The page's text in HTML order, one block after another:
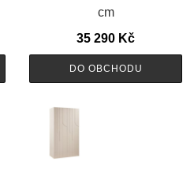
cm
35 290 Kč
DO OBCHODU